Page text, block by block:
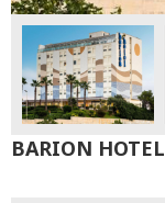
BARION HOTEL